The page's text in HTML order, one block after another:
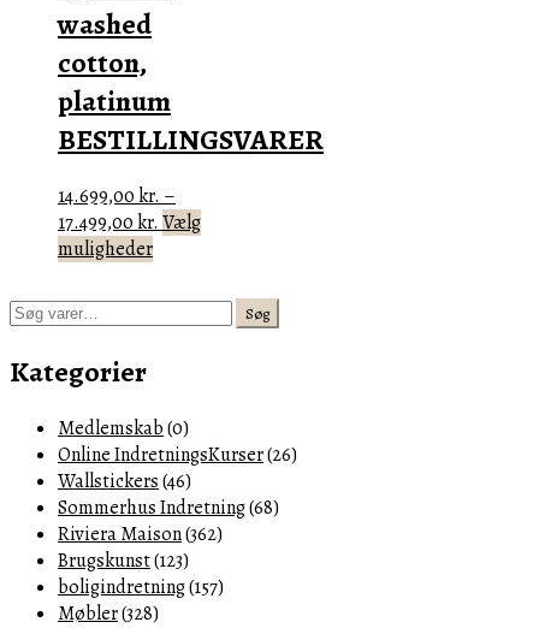
washed
cotton,
platinum
BESTILLINGSVARER
14.699,00kr. –
17.499,00kr. Prisinterval:
17.499,00 kr.
Vælg
mulighederDette
har
flere
vælges
på
varesiden
Søg
Søg
Kategorier
Medlemskab(0)
Online IndretningsKurser(26)
Wallstickers(46)
Sommerhus Indretning(68)
Riviera Maison(362)
Brugskunst(123)
boligindretning(157)
Møbler(328)